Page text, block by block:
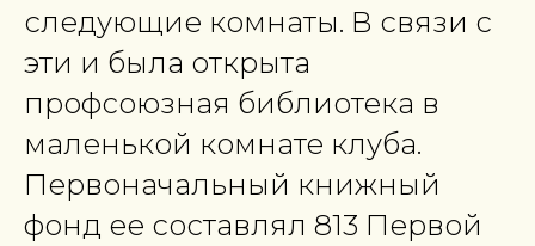
следующие комнаты. В связи с
эти и была открыта
профсоюзная библиотека в
маленькой комнате клуба.
Первоначальный книжный
фонд ее составлял 813 Первой